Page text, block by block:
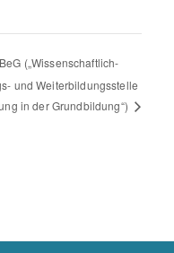
(„Wissenschaftlich-
und Weiterbildungsstelle
in der Grundbildung“)